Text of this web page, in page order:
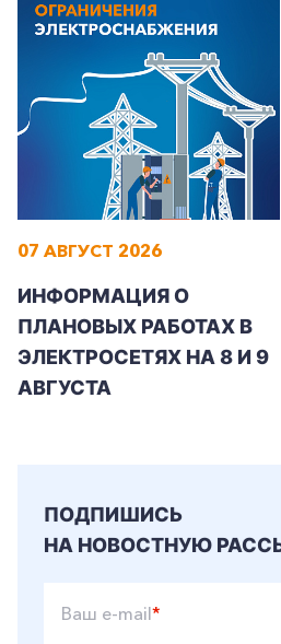
+7-800-700-24-57
Заказать обратный
07 АВГУСТ 2026
ИНФОРМАЦИЯ О
ПЛАНОВЫХ РАБОТАХ В
ЭЛЕКТРОСЕТЯХ НА 8 И 9
АВГУСТА
ПОДПИШИСЬ
НА НОВОСТНУЮ
Ваш e-mail*